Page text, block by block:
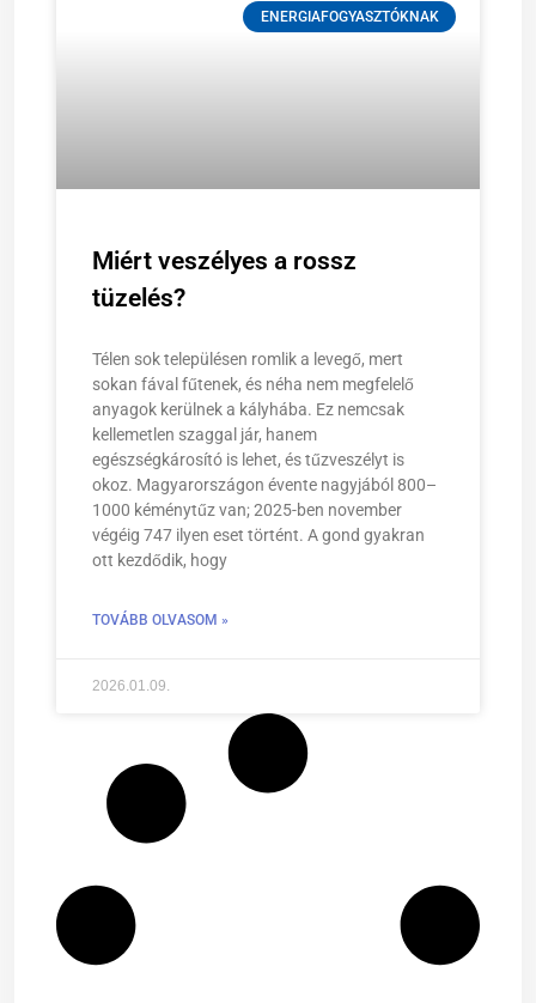
ENERGIAFOGYASZTÓKNAK
Miért veszélyes a rossz
tüzelés?
Télen sok településen romlik a levegő, mert
sokan fával fűtenek, és néha nem megfelelő
anyagok kerülnek a kályhába. Ez nemcsak
kellemetlen szaggal jár, hanem
egészségkárosító is lehet, és tűzveszélyt is
okoz. Magyarországon évente nagyjából 800–
1000 kéménytűz van; 2025-ben november
végéig 747 ilyen eset történt. A gond gyakran
ott kezdődik, hogy
TOVÁBB OLVASOM »
2026.01.09.